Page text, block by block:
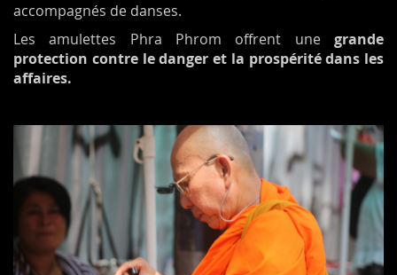
accompagnés de danses.
Les amulettes Phra Phrom offrent une grande
protection contre le danger et la prospérité dans les
affaires.